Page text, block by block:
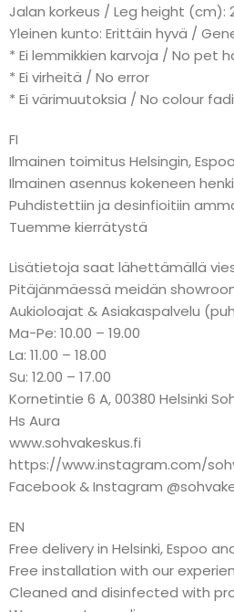
Jalan korkeus / Leg height (cm):
Yleinen kunto: Erittäin hyvä /
* Ei lemmikkien karvoja / No pet
* Ei virheitä / No error
* Ei värimuutoksia / No colour
FI
Ilmainen toimitus Helsingin,
Ilmainen asennus kokeneen
Puhdistettiin ja desinfioitiin
Tuemme kierrätystä
Lisätietoja saat lähettämällä
Pitäjänmäessä meidän
Aukioloajat & Asiakaspalvelu
Ma-Pe: 10.00 – 19.00
La: 11.00 – 18.00
Su: 12.00 – 17.00
Kornetintie 6 A, 00380 Helsinki
Hs Aura
www.sohvakeskus.fi
https://www.instagram.com/
Facebook & Instagram
EN
Free delivery in Helsinki, Espoo
Free installation with our
Cleaned and disinfected with